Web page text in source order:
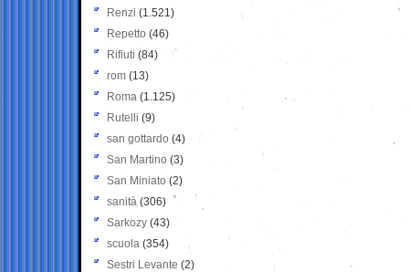
Renzi (1.521)
Repetto (46)
Rifiuti (84)
rom (13)
Roma (1.125)
Rutelli (9)
san gottardo (4)
San Martino (3)
San Miniato (2)
sanità (306)
Sarkozy (43)
scuola (354)
Sestri Levante (2)